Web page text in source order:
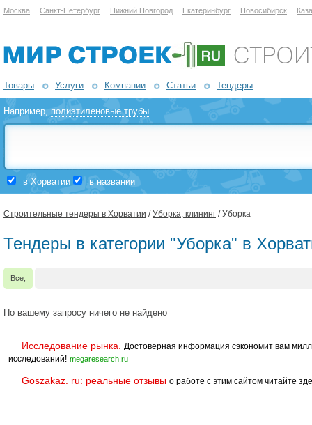
Москва Санкт-Петербург Нижний Новгород Екатеринбург Новосибирск
Товары Услуги Компании Статьи Тендеры
Например,полиэтиленовые трубы
в Хорватии в названии
Строительные тендеры в Хорватии /Уборка, клининг / Уборка
Тендеры в категории "Уборка" в
Все,
По вашему запросу ничего не найдено
Исследование рынка.
Достоверная информация сэкономит вам
исследований! megaresearch.ru
Goszakaz. ru: реальные отзывы о работе с этим сайтом читайте